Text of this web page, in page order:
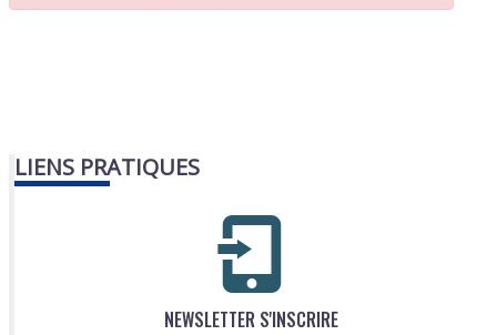
LIENS PRATIQUES
NEWSLETTER S'INSCRIRE